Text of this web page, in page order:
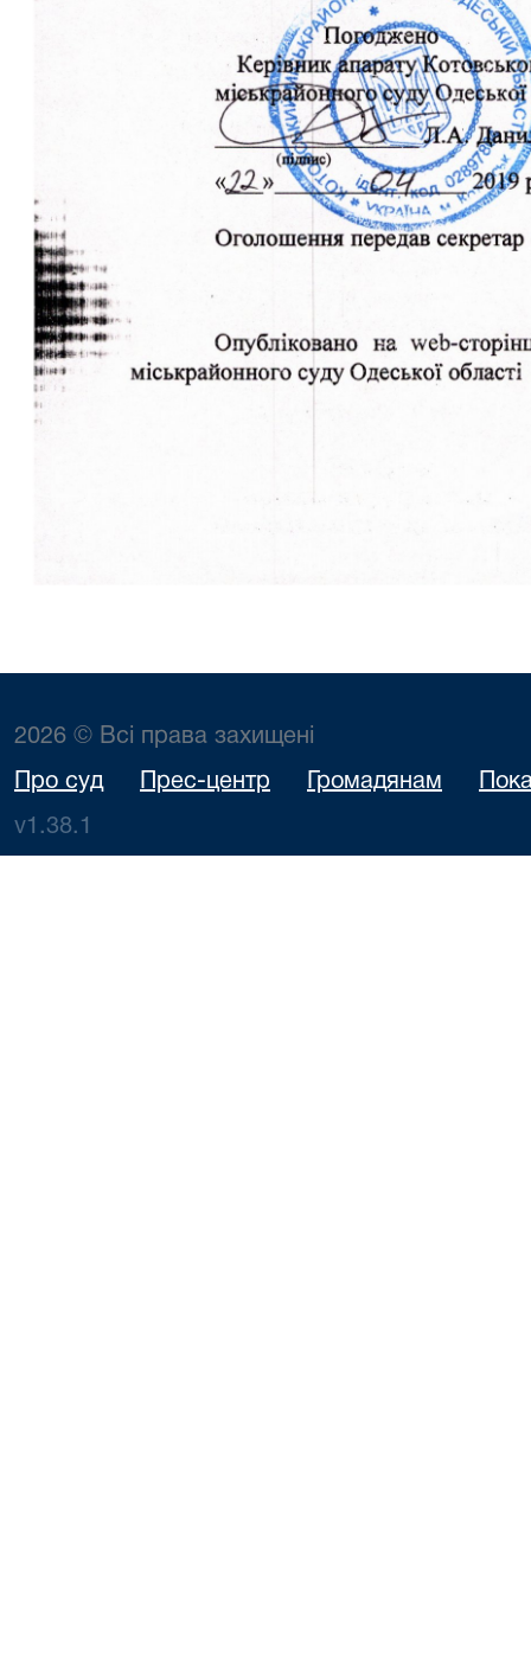
2026 © Всі права захищені
Про суд Прес-центр Громадянам
v1.38.1